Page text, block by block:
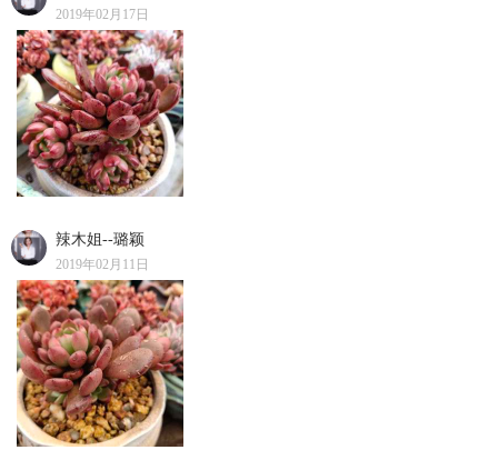
2019年02月17日
辣木姐--璐颖
2019年02月11日